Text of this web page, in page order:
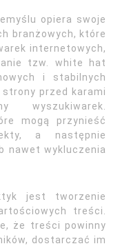
opiera swoje
branżowych, które
internetowych,
tzw. white hat
i stabilnych
przed karami
wyszukiwarek.
mogą przynieść
a następnie
nawet wykluczenia
jest tworzenie
treści.
że treści powinny
dostarczać im